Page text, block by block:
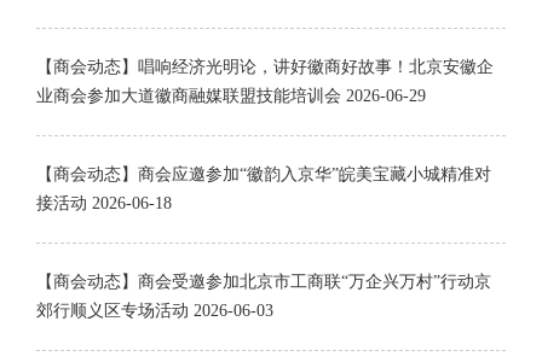
【商会动态】唱响经济光明论，讲好徽商好故事！北京安徽企
业商会参加大道徽商融媒联盟技能培训会 2026-06-29
【商会动态】商会应邀参加“徽韵入京华”皖美宝藏小城精准对
接活动 2026-06-18
【商会动态】商会受邀参加北京市工商联“万企兴万村”行动京
郊行顺义区专场活动 2026-06-03